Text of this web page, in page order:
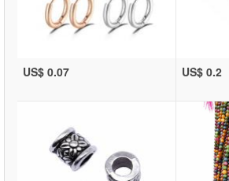
US$ 0.07 US$ 0.2